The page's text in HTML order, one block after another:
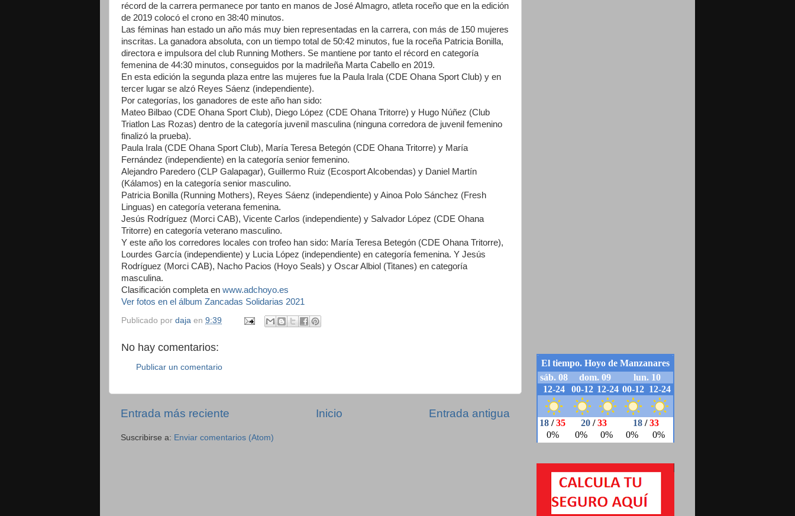
récord de la carrera permanece por tanto en manos de José Almagro, atleta roceño que en la edición
de 2019 colocó el crono en 38:40 minutos.
Las féminas han estado un año más muy bien representadas en la carrera, con más de 150 mujeres
inscritas. La ganadora absoluta, con un tiempo total de 50:42 minutos, fue la roceña Patricia Bonilla,
directora e impulsora del club Running Mothers. Se mantiene por tanto el récord en categoría
femenina de 44:30 minutos, conseguidos por la madrileña Marta Cabello en 2019.
En esta edición la segunda plaza entre las mujeres fue la Paula Irala (CDE Ohana Sport Club) y en
tercer lugar se alzó Reyes Sáenz (independiente).
Por categorías, los ganadores de este año han sido:
Mateo Bilbao (CDE Ohana Sport Club), Diego López (CDE Ohana Tritorre) y Hugo Núñez (Club
Triatlon Las Rozas) dentro de la categoría juvenil masculina (ninguna corredora de juvenil femenino
finalizó la prueba).
Paula Irala (CDE Ohana Sport Club), María Teresa Betegón (CDE Ohana Tritorre) y María
Fernández (independiente) en la categoría senior femenino.
Alejandro Paredero (CLP Galapagar), Guillermo Ruiz (Ecosport Alcobendas) y Daniel Martín
(Kálamos) en la categoría senior masculino.
Patricia Bonilla (Running Mothers), Reyes Sáenz (independiente) y Ainoa Polo Sánchez (Fresh
Linguas) en categoría veterana femenina.
Jesús Rodríguez (Morci CAB), Vicente Carlos (independiente) y Salvador López (CDE Ohana
Tritorre) en categoría veterano masculino.
Y este año los corredores locales con trofeo han sido: María Teresa Betegón (CDE Ohana Tritorre),
Lourdes García (independiente) y Lucia López (independiente) en categoría femenina. Y Jesús
Rodríguez (Morci CAB), Nacho Pacios (Hoyo Seals) y Oscar Albiol (Titanes) en categoría
masculina.
Clasificación completa en www.adchoyo.es
Ver fotos en el álbum Zancadas Solidarias 2021
Publicado por daja en 9:39
No hay comentarios:
Publicar un comentario
Entrada más reciente Entrada antigua
Inicio
Suscribirse a: Enviar comentarios (Atom)